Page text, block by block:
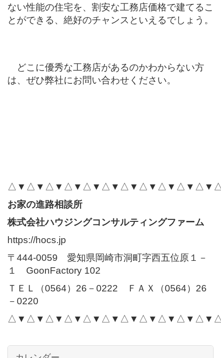
ない性能の住宅を、割安な工務店価格で建てるこ
とができる、絶好のチャンスといえるでしょう。
どこに優秀な工務店があるのかわからない方
は、ぜひ弊社にお問い合わせください。
お家の進路相談所
株式会社ハウジングコンサルティングファーム
https://hocs.jp
〒444-0059 愛知県岡崎市洞町字西五位原１－
１ GoonFactory 102
ＴＥＬ（0564）26－0222 ＦＡＸ（0564）26
－0220